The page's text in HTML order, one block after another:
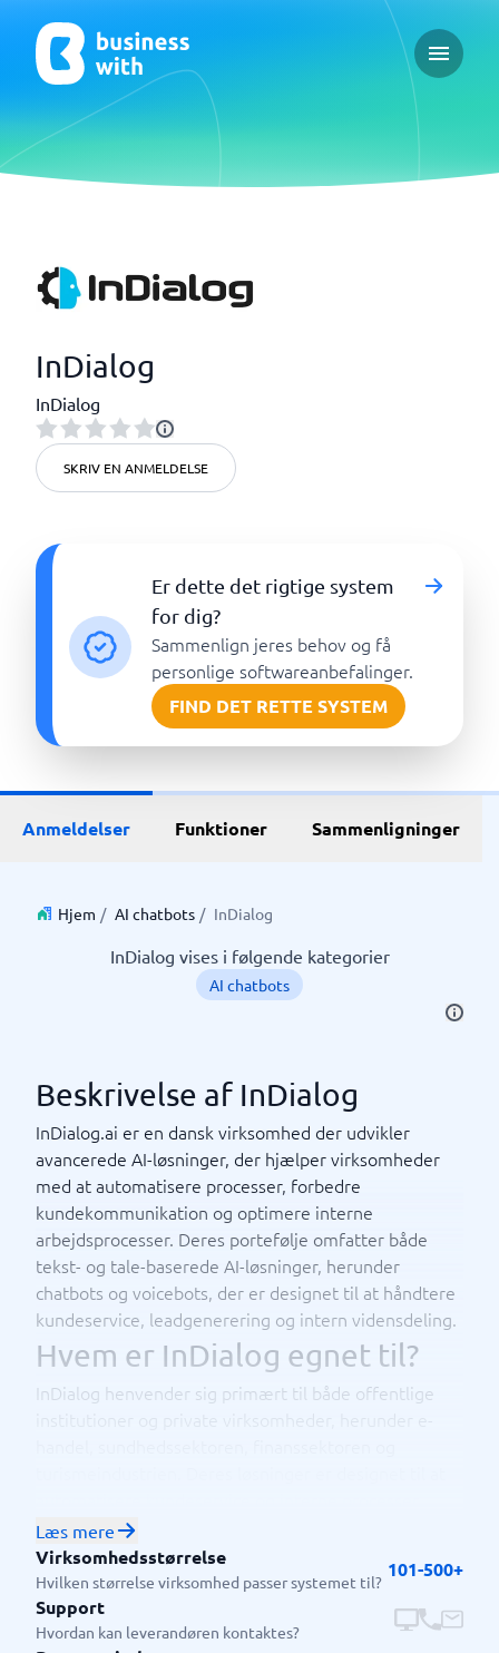
Open
InDialog
InDialog
SKRIV EN ANMELDELSE
Er dette det rigtige system
for dig?
Sammenlign jeres behov og få
personlige softwareanbefalinger.
FIND DET RETTE SYSTEM
Anmeldelser Funktioner Sammenligninger
Hjem / AI chatbots / InDialog
InDialog vises i følgende kategorier
AI chatbots
Beskrivelse af InDialog
InDialog.ai er en dansk virksomhed der udvikler
avancerede AI-løsninger, der hjælper virksomheder
med at automatisere processer, forbedre
kundekommunikation og optimere interne
arbejdsprocesser. Deres portefølje omfatter både
tekst- og tale-baserede AI-løsninger, herunder
chatbots og voicebots, der er designet til at håndtere
kundeservice, leadgenerering og intern vidensdeling.
Hvem er InDialog egnet til?
InDialog henvender sig primært til både offentlige
hvilket gør dem relevante for organisationer, der
ønsker at forbedre effektiviteten og kundeoplevelsen
Læs mere
Virksomhedsstørrelse
Hvilken størrelse virksomhed passer systemet til?
101-500+
Support
Hvordan kan leverandøren kontaktes?